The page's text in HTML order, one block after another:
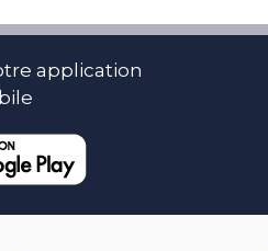
application